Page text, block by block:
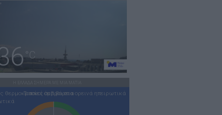
°C
θερμοκρασίες στα βόρεια
Τοπικοί όμβροι στα ορεινά ηπειρωτικά
Η ΕΛΛΑΔΑ ΣΗΜΕΡΑ ΜΕ ΜΙΑ ΜΑΤΙΑ